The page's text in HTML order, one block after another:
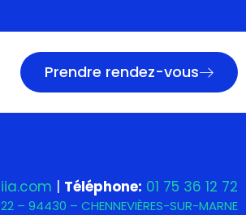
Prendre rendez-vous
| Téléphone: 01 75 36 12 72
94430 – CHENNEVIÈRES-SUR-MARNE